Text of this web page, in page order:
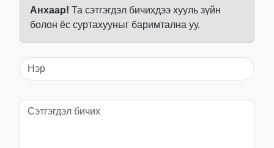
Анхаар! Та сэтгэгдэл бичихдээ хууль зүйн
болон ёс суртахууныг баримтална уу.